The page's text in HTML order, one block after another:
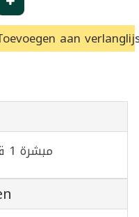
aan
Cheese Grater 1pcs | مبشرة 1 قطعة